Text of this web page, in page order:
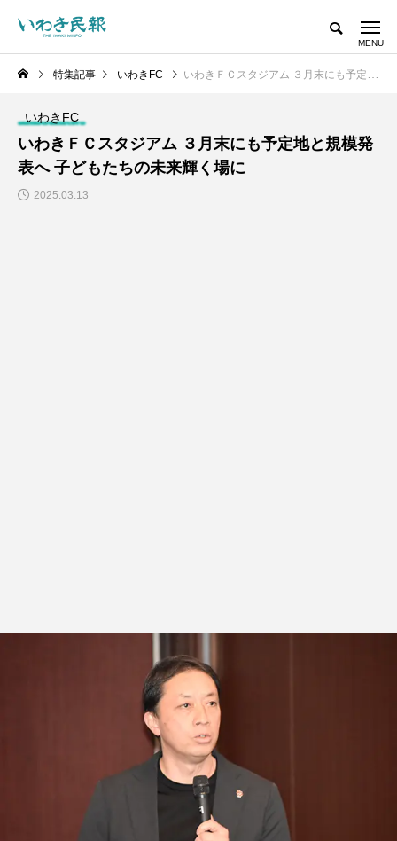
特集記事 いわきFC いわきＦＣスタジアム ３月末にも予定地と規模発表へ 子どもたちの未来輝く場に
いわきFC
いわきＦＣスタジアム ３月末にも予定地と規模発
表へ 子どもたちの未来輝く場に
2025.03.13